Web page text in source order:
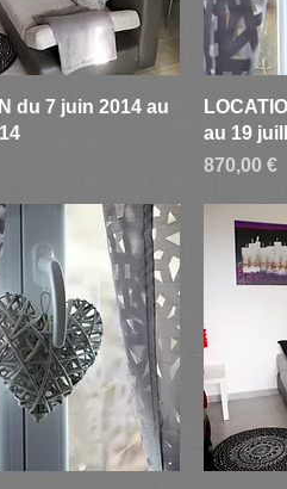
rapide
du 7 juin 2014 au
au 19
Prix
870,00 €